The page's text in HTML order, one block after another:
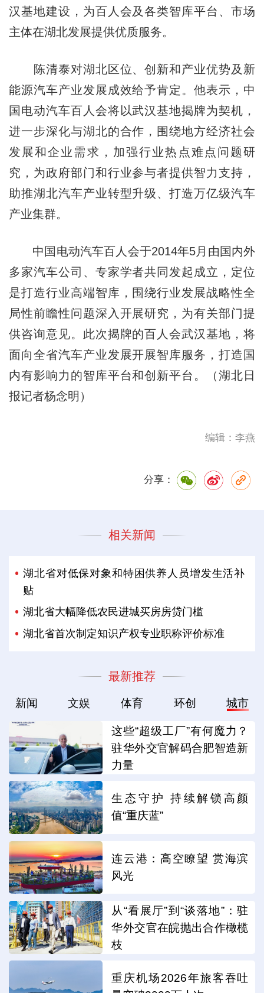
汉基地建设，为百人会及各类智库平台、市场
主体在湖北发展提供优质服务。
陈清泰对湖北区位、创新和产业优势及新
能源汽车产业发展成效给予肯定。他表示，中
国电动汽车百人会将以武汉基地揭牌为契机，
进一步深化与湖北的合作，围绕地方经济社会
发展和企业需求，加强行业热点难点问题研
究，为政府部门和行业参与者提供智力支持，
助推湖北汽车产业转型升级、打造万亿级汽车
产业集群。
中国电动汽车百人会于2014年5月由国内外
多家汽车公司、专家学者共同发起成立，定位
是打造行业高端智库，围绕行业发展战略性全
局性前瞻性问题深入开展研究，为有关部门提
供咨询意见。此次揭牌的百人会武汉基地，将
面向全省汽车产业发展开展智库服务，打造国
内有影响力的智库平台和创新平台。（湖北日
报记者杨念明）
编辑：李燕
分享：
相关新闻
湖北省对低保对象和特困供养人员增发生活补
贴
湖北省大幅降低农民进城买房房贷门槛
湖北省首次制定知识产权专业职称评价标准
最新推荐
新闻 文娱 体育 环创 城市
这些“超级工厂”有何魔力？
驻华外交官解码合肥智造新
力量
生态守护 持续解锁高颜
值“重庆蓝”
连云港：高空瞭望 赏海滨
风光
从“看展厅”到“谈落地”：驻
华外交官在皖抛出合作橄榄
枝
重庆机场2026年旅客吞吐